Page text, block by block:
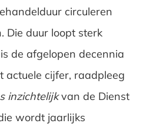
circuleren
Die duur loopt sterk
de afgelopen decennia
actuele cijfer, raadpleeg
inzichtelijkvan de Dienst
wordt jaarlijks